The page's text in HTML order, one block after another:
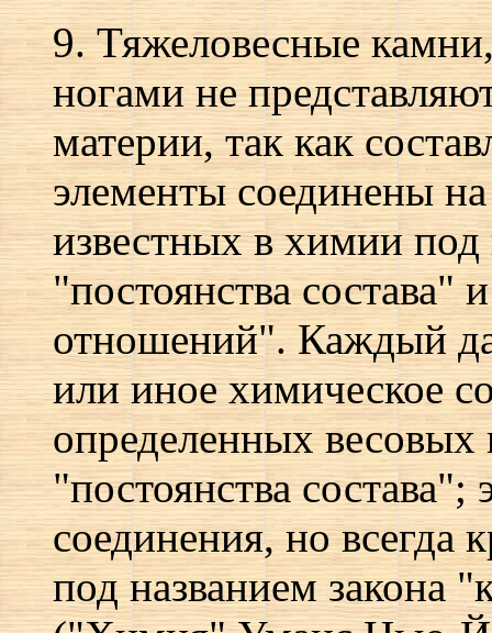
9. Тяжеловесные
ногами не
материи, так как
элементы соединены
известных в химии под
"постоянства состава"
отношений". Каждый
или иное химическое
определенных весовых
"постоянства
соединения, но всегда
под названием закона